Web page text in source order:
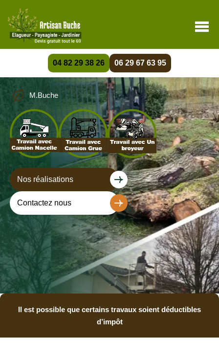
04 82 29 38 26 06 29 67 63 95
M.Buche
Nos réalisations
Contactez nous
Il est possible que certains travaux soient déductibles
d’impôt